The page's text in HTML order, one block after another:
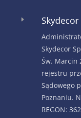
E
Skydecor
Św. Marcin
rejestru
Sądowego
Poznaniu.
REGON: